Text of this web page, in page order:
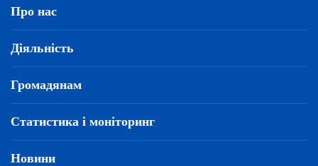
Про нас
Діяльність
Громадянам
Статистика і моніторинг
Новини